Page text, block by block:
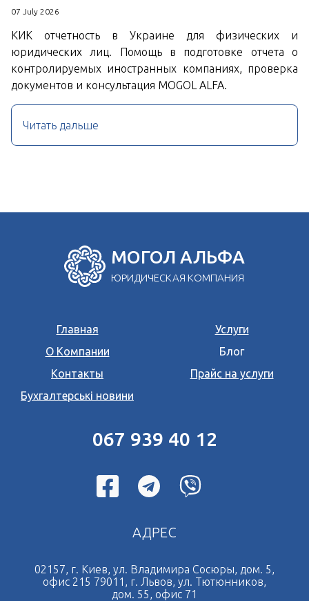
07 July 2026
КИК отчетность в Украине для физических и
юридических лиц. Помощь в подготовке отчета о
контролируемых иностранных компаниях, проверка
документов и консультация MOGOL ALFA.
Читать дальше
МОГОЛ АЛЬФА
ЮРИДИЧЕСКАЯ КОМПАНИЯ
Главная
Услуги
О Компании
Блог
Контакты
Прайс на услуги
Бухгалтерські новини
067 939 40 12
АДРЕС
02157, г. Киев, ул. Владимира Сосюры, дом. 5,
офис 215 79011, г. Львов, ул. Тютюнников,
дом. 55, офис 71